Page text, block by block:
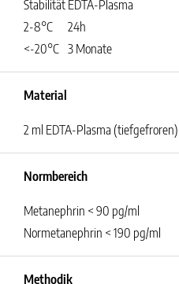
Stabilität EDTA-Plasma
2-8°C
24h
<-20°C 3 Monate
Material
2 ml EDTA-Plasma (tiefgefroren)
Normbereich
Metanephrin < 90 pg/ml
Normetanephrin < 190 pg/ml
Methodik